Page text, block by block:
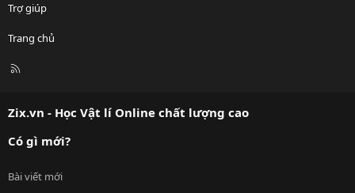
Trợ giúp
Trang chủ
R
Zix.vn - Học Vật lí Online chất lượng cao
Có gì mới?
Bài viết mới